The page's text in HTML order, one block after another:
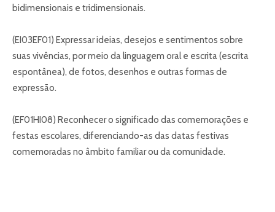
bidimensionais e tridimensionais.
(EI03EF01) Expressar ideias, desejos e sentimentos sobre
suas vivências, por meio da linguagem oral e escrita (escrita
espontânea), de fotos, desenhos e outras formas de
expressão.
(EF01HI08) Reconhecer o significado das comemorações e
festas escolares, diferenciando-as das datas festivas
comemoradas no âmbito familiar ou da comunidade.